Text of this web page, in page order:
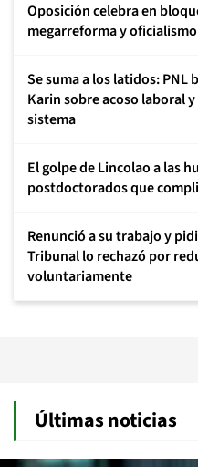
Oposición celebra en
megarreforma y
Se suma a los latidos: PNL
Karin sobre acoso laboral
sistema
El golpe de Lincolao a las
postdoctorados que
Renunció a su trabajo y
Tribunal lo rechazó por
voluntariamente
Últimas noticias